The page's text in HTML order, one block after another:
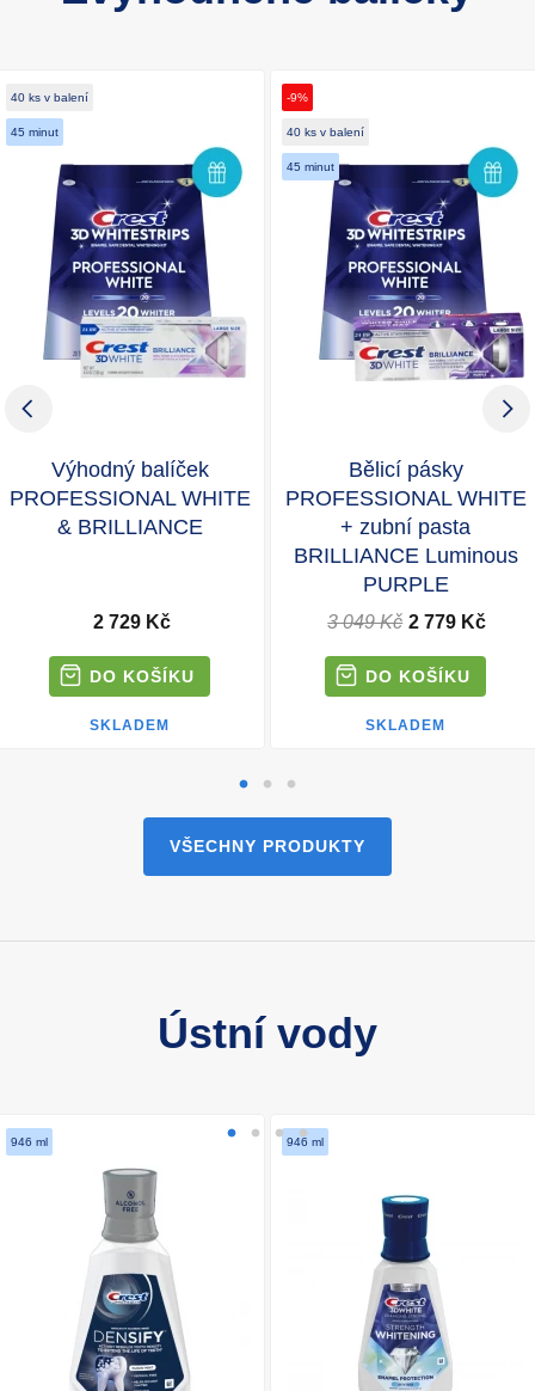
40 ks v balení
45 minut
Výhodný balíček
PROFESSIONAL WHITE
& BRILLIANCE
2 729 Kč
SKLADEM
-9%
40 ks v balení
45 minut
Bělicí pásky
PROFESSIONAL WHITE
+ zubní pasta
BRILLIANCE Luminous
PURPLE
3 049 Kč 2 779 Kč
SKLADEM
VŠECHNY PRODUKTY
Ústní vody
946 ml 946 ml